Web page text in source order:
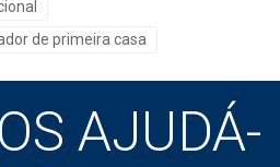
e Administrativa
com profissionais legais
ordem.
obtenção de
organização de
de primeira casa
AJUDÁ-